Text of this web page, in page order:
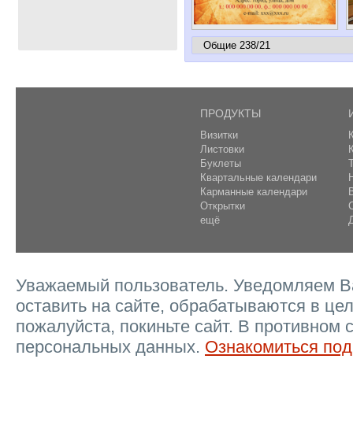
ПРОДУКТЫ
Визитки
Листовки
Буклеты
Квартальные календари
Карманные календари
Открытки
ещё
Уважаемый пользователь. Уведомляем
оставить на сайте, обрабатываются в
пожалуйста, покиньте сайт. В противном
персональных данных. Ознакомиться